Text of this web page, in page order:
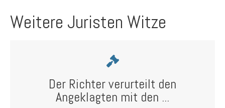
Weitere Juristen Witze
Der Richter verurteilt den
Angeklagten mit den ...